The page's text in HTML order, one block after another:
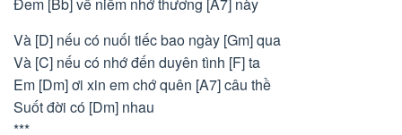
Và [D] nếu có nuối tiếc bao ngày [Gm] qua
Và [C] nếu có nhớ đến duyên tình [F] ta
Em [Dm] ơi xin em chớ quên [A7] câu thề
Suốt đời có [Dm] nhau
***